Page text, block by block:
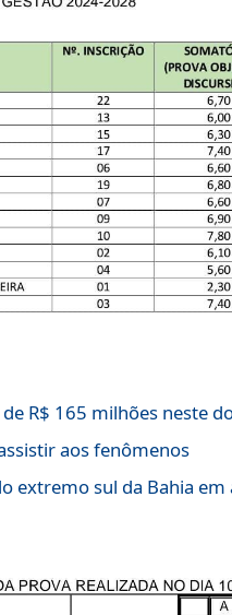
R$ 165 milhões neste
aos fenômenos
extremo sul da Bahia